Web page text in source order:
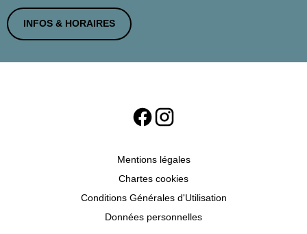
INFOS & HORAIRES
Mentions légales
Chartes cookies
Conditions Générales d'Utilisation
Données personnelles